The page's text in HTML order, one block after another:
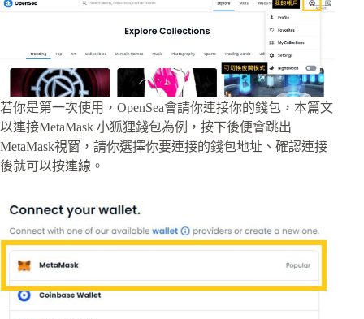
若你是第一次使用，OpenSea會請你連接你的錢包，本篇文
以連接MetaMask 小狐狸錢包為例，按下後便會跳出
MetaMask視窗，請你選擇你要連接的錢包地址、確認連接
後就可以按連線。